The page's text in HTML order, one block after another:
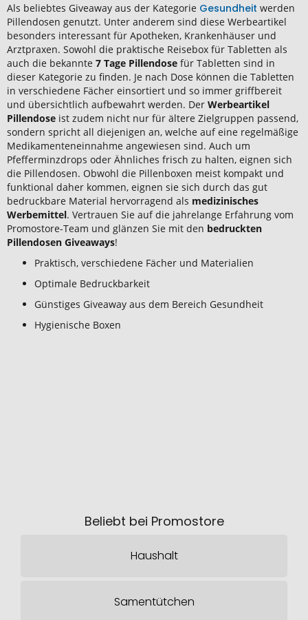
Als beliebtes Giveaway aus der Kategorie Gesundheit werden
Pillendosen genutzt. Unter anderem sind diese Werbeartikel
besonders interessant für Apotheken, Krankenhäuser und
Arztpraxen. Sowohl die praktische Reisebox für Tabletten als
auch die bekannte 7 Tage Pillendose für Tabletten sind in
dieser Kategorie zu finden. Je nach Dose können die Tabletten
in verschiedene Fächer einsortiert und so immer griffbereit
und übersichtlich aufbewahrt werden. Der Werbeartikel
Pillendose ist zudem nicht nur für ältere Zielgruppen passend,
sondern spricht all diejenigen an, welche auf eine regelmäßige
Medikamenteneinnahme angewiesen sind. Auch um
Pfefferminzdrops oder Ähnliches frisch zu halten, eignen sich
die Pillendosen. Obwohl die Pillenboxen meist kompakt und
funktional daher kommen, eignen sie sich durch das gut
bedruckbare Material hervorragend als medizinisches
Werbemittel. Vertrauen Sie auf die jahrelange Erfahrung vom
Promostore-Team und glänzen Sie mit den bedruckten
Pillendosen Giveaways!
Praktisch, verschiedene Fächer und Materialien
Optimale Bedruckbarkeit
Günstiges Giveaway aus dem Bereich Gesundheit
Hygienische Boxen
Beliebt bei Promostore
Haushalt
Samentütchen